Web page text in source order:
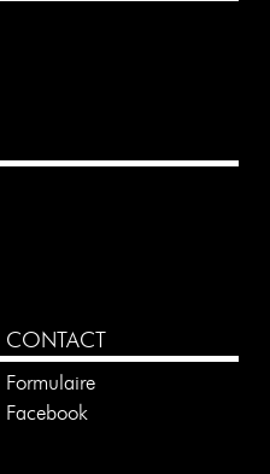
CONTACT
Formulaire
Facebook